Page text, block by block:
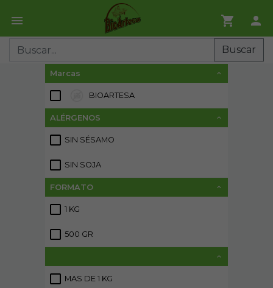
Buscar
Marcas
BIOARTESA
ALÉRGENOS
SIN SÉSAMO
SIN SOJA
FORMATO
1 KG
500 GR
MAS DE 1 KG